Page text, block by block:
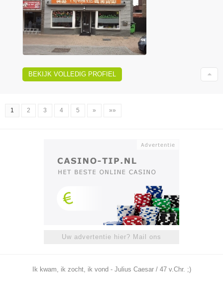
BEKIJK VOLLEDIG PROFIEL
1 2 3 4 5 » »»
Uw advertentie hier? Mail ons
Ik kwam, ik zocht, ik vond - Julius Caesar / 47 v.Chr. ;)